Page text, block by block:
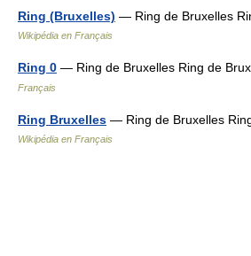
Ring (Bruxelles) — Ring de Bruxelles
Wikipédia en Français
Ring 0 — Ring de Bruxelles Ring de
Français
Ring Bruxelles — Ring de Bruxelles
Wikipédia en Français